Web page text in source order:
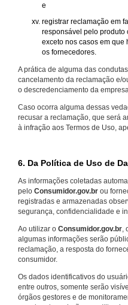
e
registrar reclamação em
responsável pelo produto
exceto nos casos em
os fornecedores.
A prática de alguma das
cancelamento da reclamação e/
o descredenciamento da
Caso ocorra alguma dessas
recusar a reclamação, que será
à infração aos Termos de Uso,
6. Da Política de Uso de
As informações coletadas
pelo Consumidor.gov.br ou
registradas e armazenadas
segurança, confidencialidade e
Ao utilizar o Consumidor.gov.br
algumas informações serão
reclamação, a resposta do
consumidor.
Os dados identificativos do
entre outros, somente serão
órgãos gestores e de